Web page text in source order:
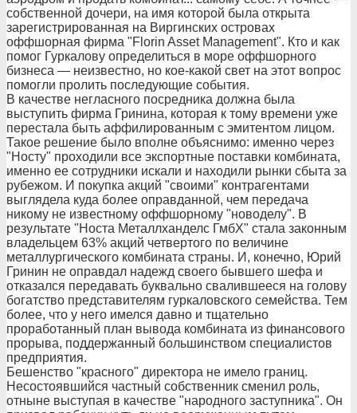
собственной дочери, на имя которой была открыта
зарегистрированная на Виргинских островах
оффшорная фирма "Florin Asset Management". Кто и как
помог Гуркалову определиться в море оффшорного
бизнеса — неизвестно, но кое-какой свет на этот вопрос
помогли пролить последующие события.
В качестве негласного посредника должна была
выступить фирма Гринина, которая к тому времени уже
перестала быть аффилированным с эмитентом лицом.
Такое решение было вполне объяснимо: именно через
"Носту" проходили все экспортные поставки комбината,
именно ее сотрудники искали и находили рынки сбыта за
рубежом. И покупка акций "своими" контрагентами
выглядела куда более оправданной, чем передача
никому не известному оффшорному "новоделу". В
результате "Носта Металлханделс ГмбХ" стала законным
владельцем 63% акций четвертого по величине
металлургического комбината страны. И, конечно, Юрий
Гринин не оправдал надежд своего бывшего шефа и
отказался передавать буквально свалившееся на голову
богатство представителям гуркаловского семейства. Тем
более, что у него имелся давно и тщательно
проработанный план вывода комбината из финансового
прорыва, поддержанный большинством специалистов
предприятия.
Бешенство "красного" директора не имело границ.
Несостоявшийся частный собственник сменил роль,
отныне выступая в качестве "народного заступника". Он